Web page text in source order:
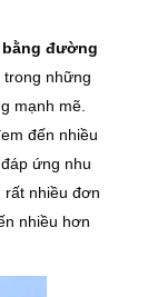
bằng đường
trong những
mạnh mẽ.
đến nhiều
ứng nhu
rất nhiều đơn
nhiều hơn